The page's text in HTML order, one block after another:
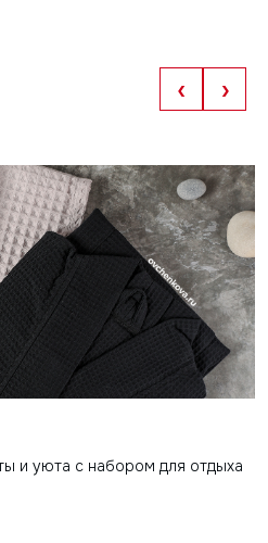
‹ ›
и уюта с набором для отдыха